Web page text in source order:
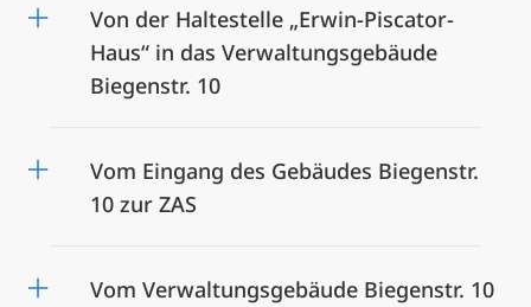
Von der Haltestelle „Erwin-Piscator-
Haus“ in das Verwaltungsgebäude
Biegenstr. 10
Vom Eingang des Gebäudes Biegenstr.
10 zur ZAS
Vom Verwaltungsgebäude Biegenstr. 10